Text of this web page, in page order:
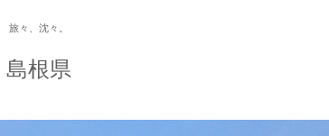
旅々、沈々。
島根県